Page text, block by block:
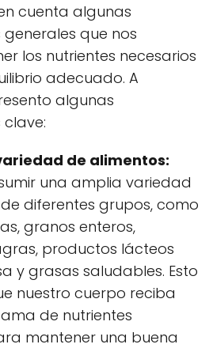
cuenta algunas
que nos
los nutrientes necesarios
adecuado. A
algunas
de alimentos:
una amplia variedad
diferentes grupos, como
granos enteros,
productos lácteos
y grasas saludables. Esto
nuestro cuerpo reciba
de nutrientes
mantener una buena